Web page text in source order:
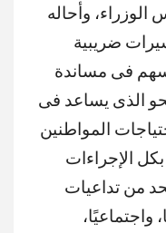
الوزراء، وأحاله
ضريبية
فى مساندة
الذى يساعد فى
المواطنين
بكل الإجراءات
من تداعيات